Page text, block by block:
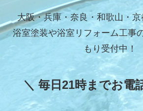
大阪・兵庫・奈良・和歌山・
浴室塗装や浴室リフォーム工事
もり受付中！
＼ 毎日21時までお電